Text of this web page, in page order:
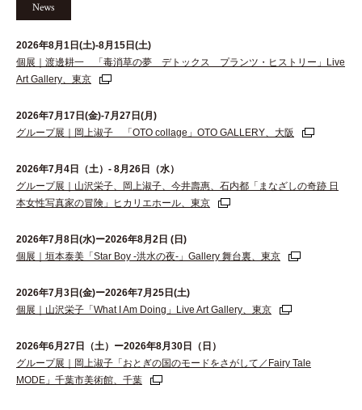
News
2026年8月1日(土)-8月15日(土)
個展｜渡邊耕一 「毒消草の夢 デトックス プランツ・ヒストリー」Live
Art Gallery、東京
2026年7月17日(金)-7月27日(月)
グループ展｜岡上淑子 「OTO collage」OTO GALLERY、大阪
2026年7月4日（土）- 8月26日（水）
グループ展｜山沢栄子、岡上淑子、今井壽惠、石内都「まなざしの奇跡 日
本女性写真家の冒険」ヒカリエホール、東京
2026年7月8日(水)ー2026年8月2日 (日)
個展｜垣本泰美「Star Boy -洪水の夜-」Gallery 舞台裏、東京
2026年7月3日(金)ー2026年7月25日(土)
個展｜山沢栄子「What I Am Doing」Live Art Gallery、東京
2026年6⽉27⽇（⼟）ー2026年8⽉30⽇（⽇）
グループ展｜岡上淑子「おとぎの国のモードをさがして／Fairy Tale
MODE」千葉市美術館、千葉